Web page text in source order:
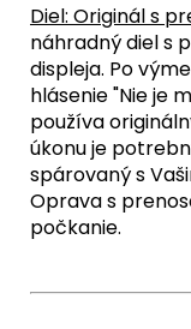
Diel: Originál s
náhradný diel s
displeja. Po
hlásenie "Nie je
používa
úkonu je
spárovaný s
Oprava s
počkanie.